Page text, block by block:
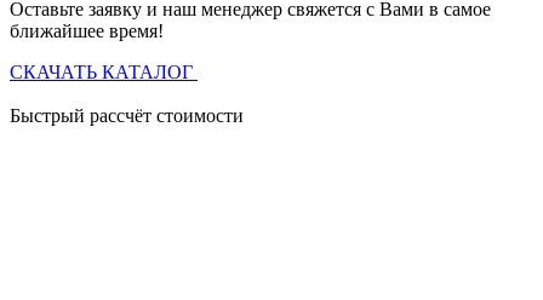
Оставьте заявку и наш менеджер свяжется с Вами в самое
ближайшее время!
СКАЧАТЬ КАТАЛОГ
Быстрый рассчёт стоимости